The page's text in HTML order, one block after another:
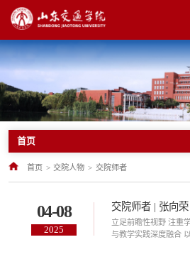
首页
首页 > 交院人物 > 交院师者
04-08
2025
立足前瞻性视野 注重学科、专业建设 将科研创新
与教学实践深度融合 以设计美学理论为根基 实现